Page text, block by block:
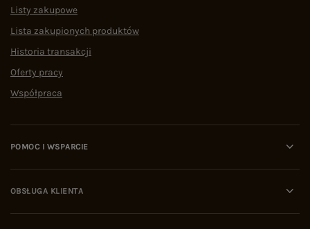
Listy zakupowe
Lista zakupionych produktów
Historia transakcji
Oferty pracy
Współpraca
POMOC I WSPARCIE
OBSŁUGA KLIENTA